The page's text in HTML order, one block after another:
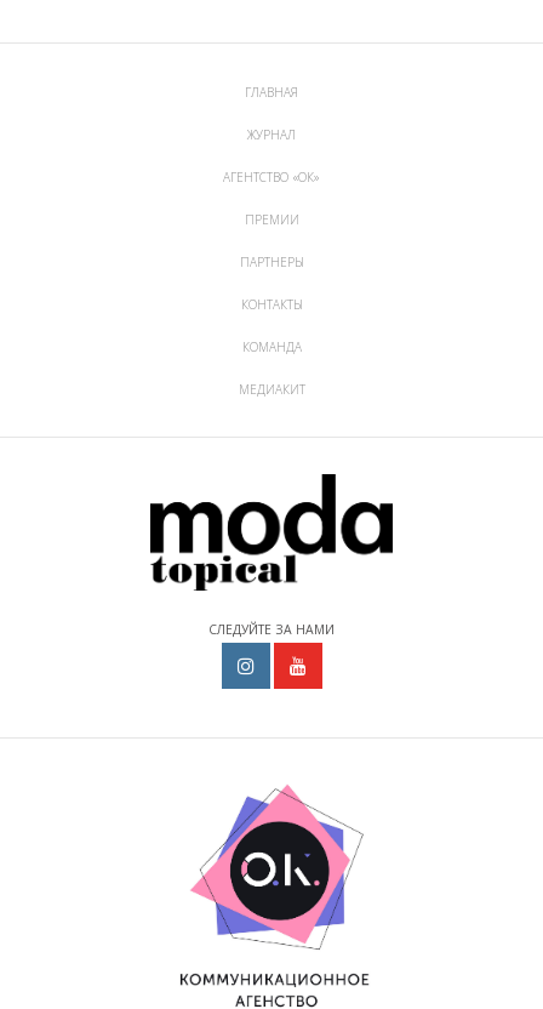
ГЛАВНАЯ
ЖУРНАЛ
АГЕНТСТВО «ОК»
ПРЕМИИ
ПАРТНЕРЫ
КОНТАКТЫ
КОМАНДА
МЕДИАКИТ
СЛЕДУЙТЕ ЗА НАМИ